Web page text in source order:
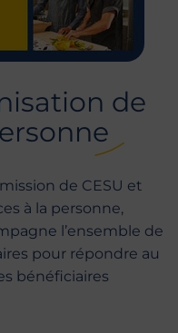
de
de CESU et
à la personne,
l’ensemble de
pour répondre au
bénéficiaires